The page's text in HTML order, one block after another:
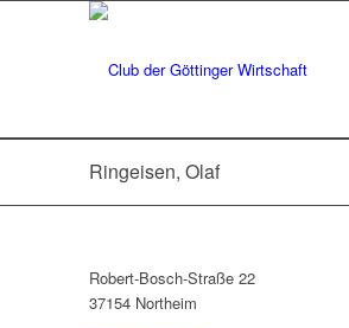
Ringeisen, Olaf
Robert-Bosch-Straße 22
37154 Northeim